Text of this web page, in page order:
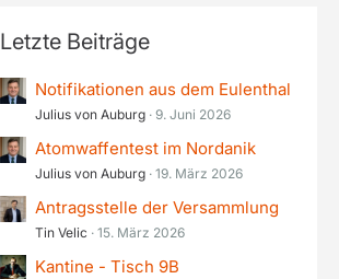
Letzte Beiträge
Notifikationen aus dem Eulenthal
Julius von Auburg 9. Juni 2026
Atomwaffentest im Nordanik
Julius von Auburg 19. März 2026
Antragsstelle der Versammlung
Tin Velic 15. März 2026
Kantine - Tisch 9B